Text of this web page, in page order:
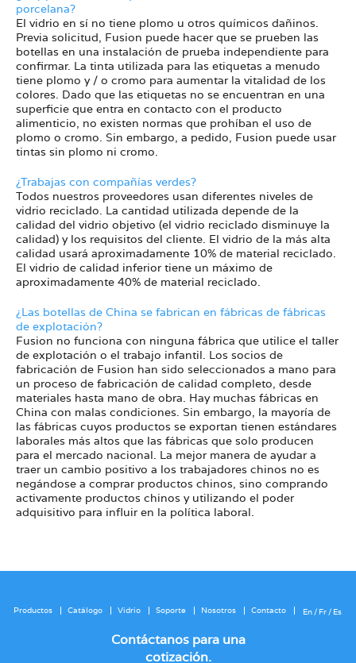
porcelana?
El vidrio en sí no tiene plomo u otros químicos dañinos.
Previa solicitud, Fusion puede hacer que se prueben las
botellas en una instalación de prueba independiente para
confirmar. La tinta utilizada para las etiquetas a menudo
tiene plomo y / o cromo para aumentar la vitalidad de los
colores. Dado que las etiquetas no se encuentran en una
superficie que entra en contacto con el producto
alimenticio, no existen normas que prohíban el uso de
plomo o cromo. Sin embargo, a pedido, Fusion puede usar
tintas sin plomo ni cromo.
¿Trabajas con compañías verdes?
Todos nuestros proveedores usan diferentes niveles de
vidrio reciclado. La cantidad utilizada depende de la
calidad del vidrio objetivo (el vidrio reciclado disminuye la
calidad) y los requisitos del cliente. El vidrio de la más alta
calidad usará aproximadamente 10% de material reciclado.
El vidrio de calidad inferior tiene un máximo de
aproximadamente 40% de material reciclado.
¿Las botellas de China se fabrican en fábricas de fábricas
de explotación?
Fusion no funciona con ninguna fábrica que utilice el taller
de explotación o el trabajo infantil. Los socios de
fabricación de Fusion han sido seleccionados a mano para
un proceso de fabricación de calidad completo, desde
materiales hasta mano de obra. Hay muchas fábricas en
China con malas condiciones. Sin embargo, la mayoría de
las fábricas cuyos productos se exportan tienen estándares
laborales más altos que las fábricas que solo producen
para el mercado nacional. La mejor manera de ayudar a
traer un cambio positivo a los trabajadores chinos no es
negándose a comprar productos chinos, sino comprando
activamente productos chinos y utilizando el poder
adquisitivo para influir en la política laboral.
Productos Catálogo Vidrio Soporte Nosotros Contacto En/ Fr/ Es
Contáctanos para una
cotización.